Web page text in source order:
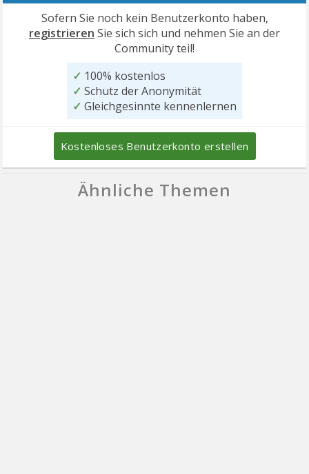
Sofern Sie noch kein Benutzerkonto haben,
registrieren Sie sich sich und nehmen Sie an der
Community teil!
✓ 100% kostenlos
✓ Schutz der Anonymität
✓ Gleichgesinnte kennenlernen
Kostenloses Benutzerkonto erstellen
Ähnliche Themen